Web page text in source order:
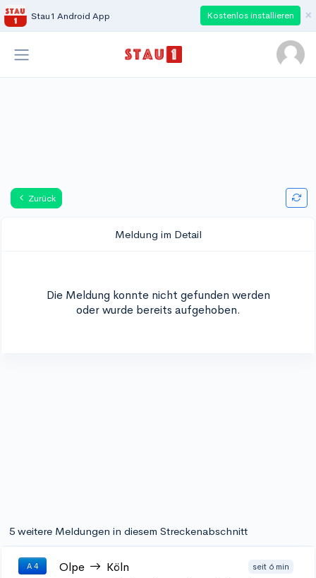
Stau1 Android App Kostenlos installieren ×
Zurück
Meldung im Detail
Die Meldung konnte nicht gefunden werden
oder wurde bereits aufgehoben.
5 weitere Meldungen in diesem Streckenabschnitt
A 4 Olpe Köln seit 6 min